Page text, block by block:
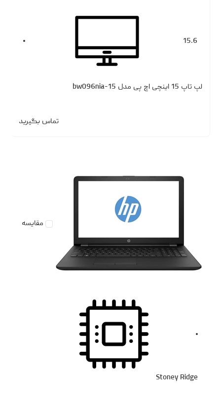
15.6
لپ تاپ 15 اینچی اچ پی مدل 15-bw096nia
تماس بگیرید
مقایسه
Stoney Ridge